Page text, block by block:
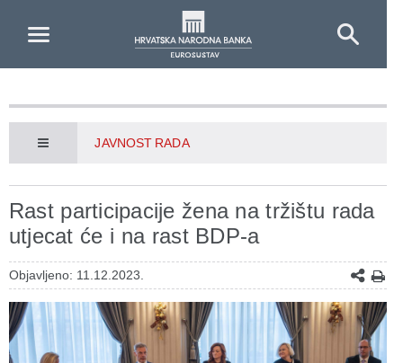
JAVNOST RADA
Rast participacije žena na tržištu rada
utjecat će i na rast BDP-a
Objavljeno: 11.12.2023.